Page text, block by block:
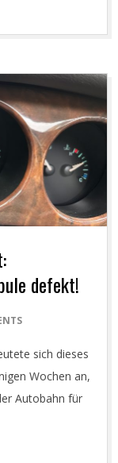
defekt!
sich dieses
Wochen an,
Autobahn für